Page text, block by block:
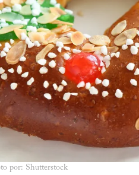
por: Shutterstock